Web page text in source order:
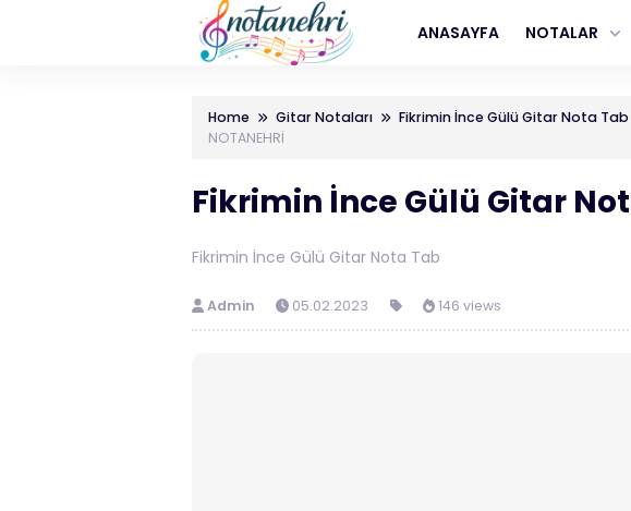
ANASAYFA NOTALAR
Home Gitar Notaları Fikrimin İnce Gülü Gitar Nota Tab
NOTANEHRİ
Fikrimin İnce Gülü Gitar
Fikrimin İnce Gülü Gitar Nota Tab
Admin 05.02.2023 146 views